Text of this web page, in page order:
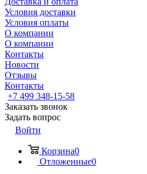
Условия доставки
Условия оплаты
О компании
О компании
Контакты
Новости
Отзывы
Контакты
+7 499 348-15-58
Заказать звонок
Задать вопрос
Войти
Корзина0
Отложенные0